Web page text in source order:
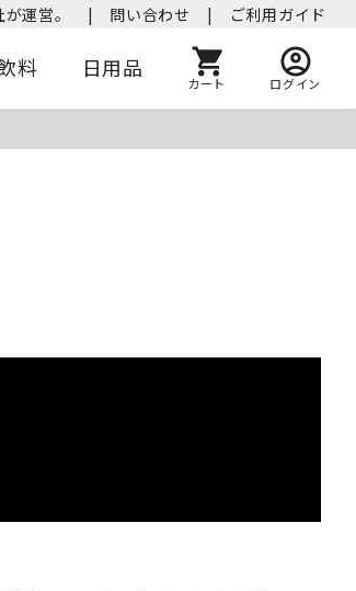
運営。 | 問い合わせ | ご利用ガイド
料 日用品
カート ログイン